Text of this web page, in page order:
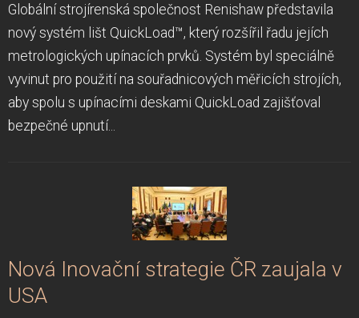
Globální strojírenská společnost Renishaw představila
nový systém lišt QuickLoad™, který rozšířil řadu jejích
metrologických upínacích prvků. Systém byl speciálně
vyvinut pro použití na souřadnicových měřicích strojích,
aby spolu s upínacími deskami QuickLoad zajišťoval
bezpečné upnutí...
Nová Inovační strategie ČR zaujala v
USA